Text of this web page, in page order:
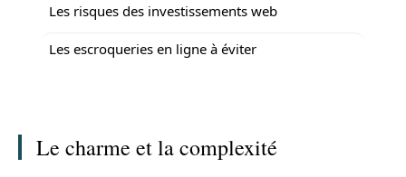
Les risques des investissements web
Les escroqueries en ligne à éviter
Le charme et la complexité